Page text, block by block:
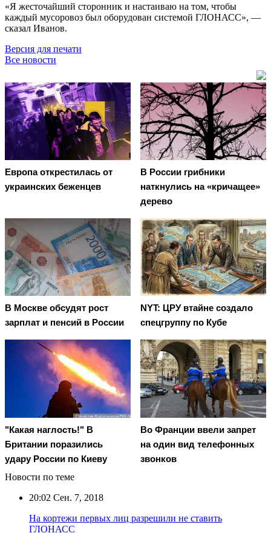
«Я жесточайший сторонник и настаиваю на том, чтобы
каждый мусоровоз был оборудован системой ГЛОНАСС», —
сказал Иванов.
Версия для печати
Все новости
Европа открестилась от
украинских беженцев
В России грибники
наткнулись на «кричащее»
дерево
В Москве обсудят рост
зарплат и пенсий в России
NYT: ЦРУ втайне создало
спецгруппу по Кубе
"Какая наглость!" В
Британии поразились
удару России по Киеву
Во Франции ввели запрет
на один вид телефонных
звонков
Новости по теме
20:02 Сен. 7, 2018
На кортежи первых лиц разрешили не ставить
ГЛОНАСС